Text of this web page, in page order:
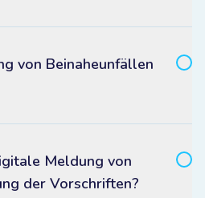
von Beinaheunfällen
Meldung von
der Vorschriften?